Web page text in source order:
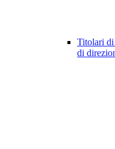
Titolari
di